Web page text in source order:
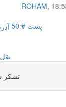
ROHAM,
پست # 50
تشکر